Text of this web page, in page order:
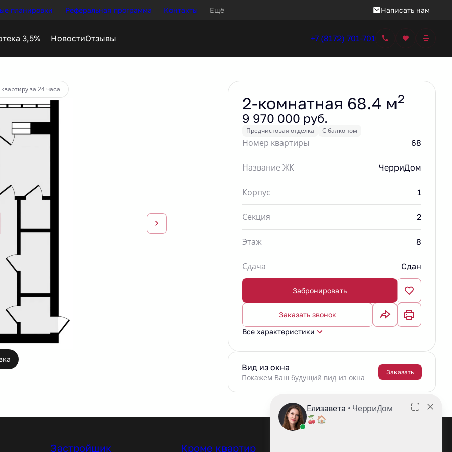
планировки Реферальная программа Контакты Ещё Написать нам
НовостиОтзывы +7 (8172) 701-701Забронировать
за 24 часа
2-комнатная 68.4 м2
9 970 000 руб.
Предчистовая отделка С балконом
Номер квартиры 68
Название ЖК ЧерриДом
Корпус 1
Секция 2
Этаж 8
Сдача Сдан
Забронировать
Заказать звонок
Все характеристики
Вид из окна
Покажем Ваш будущий вид из окна
Заказать
Застройщик Кроме квартир